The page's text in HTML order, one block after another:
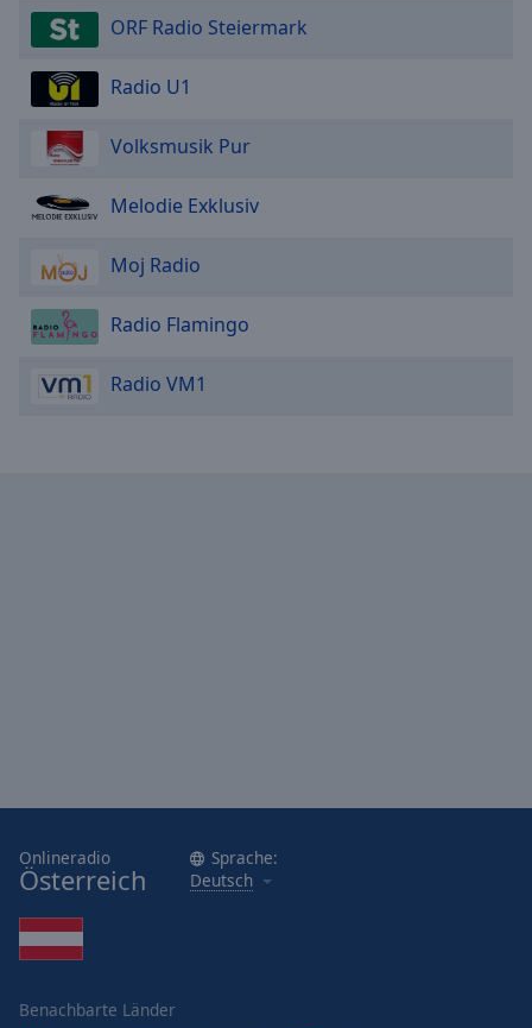
ORF Radio Steiermark
Radio U1
Volksmusik Pur
Melodie Exklusiv
Moj Radio
Radio Flamingo
Radio VM1
Onlineradio
Österreich
Sprache:
Deutsch
Benachbarte Länder